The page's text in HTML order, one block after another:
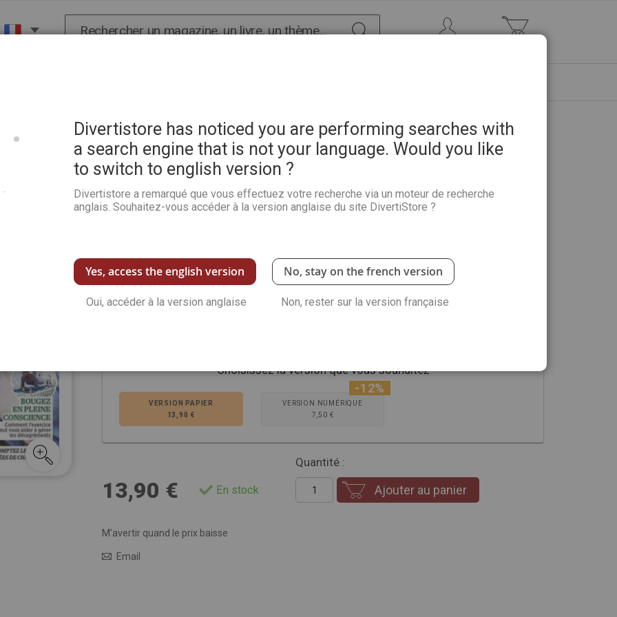
naturelle
Happy Bien-être n°2 : Le guide de la ménopause
naturelle
Soyez le premier à commenter ce produit
concrètes : nutrition ciblée, plantes médicinales et recettes gourmandes. Retrouvez votre vitalité
grâce à des exercices de yoga, de tonification et des techniques de gestion du stress. Le
véritable concentré de bienveillance pour transformer cette étape en un nouveau départ positif.
Choisissez la version que vous souhaitez
VERSION PAPIER
13,90 €
VERSION NUMÉRIQUE
7,50 €
-12%
13,90 € En stock
Quantité :
Ajouter au panier
M’avertir quand le prix baisse
Email
Divertistore has noticed you are performing searches with
a search engine that is not your language. Would you like
to switch to english version ?
Divertistore a remarqué que vous effectuez votre recherche via un moteur de recherche
anglais. Souhaitez-vous accéder à la version anglaise du site DivertiStore ?
Yes, access the english version
Oui, accéder à la version anglaise
No, stay on the french version
Non, rester sur la version française